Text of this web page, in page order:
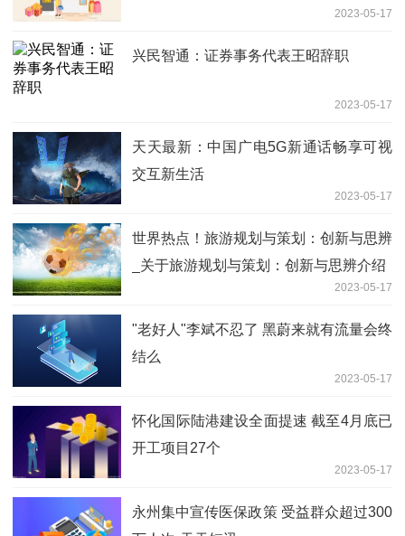
2023-05-17
兴民智通：证券事务代表王昭辞职
2023-05-17
天天最新：中国广电5G新通话畅享可视
交互新生活
2023-05-17
世界热点！旅游规划与策划：创新与思辨
_关于旅游规划与策划：创新与思辨介绍
2023-05-17
"老好人"李斌不忍了 黑蔚来就有流量会终
结么
2023-05-17
怀化国际陆港建设全面提速 截至4月底已
开工项目27个
2023-05-17
永州集中宣传医保政策 受益群众超过300